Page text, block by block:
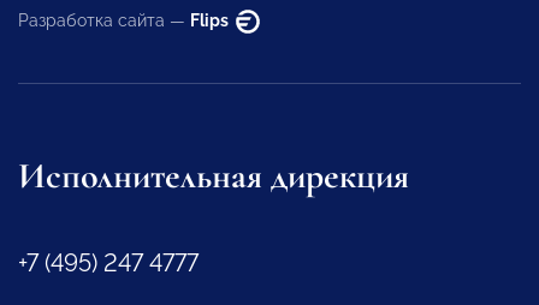
Разработка сайта — Flips
Исполнительная дирекция
+7 (495) 247 4777